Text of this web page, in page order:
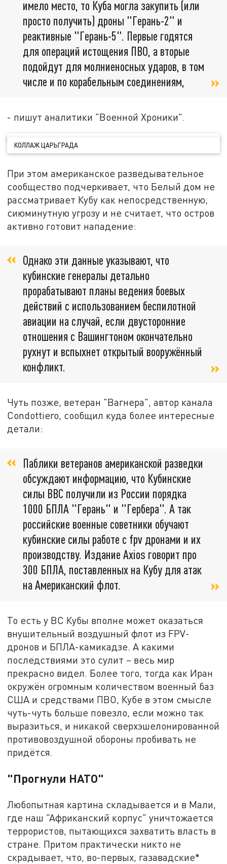
имело место, то Куба могла закупить (или
просто получить) дроны "Герань-2" и
реактивные "Герань-5". Первые годятся
для операций истощения ПВО, а вторые
подойдут для молниеносных ударов, в том
числе и по корабельным соединениям,
- пишут аналитики "Военной Хроники".
КОЛЛАЖ ЦАРЬГРАДА
При этом американское разведывательное
сообщество подчеркивает, что Белый дом не
рассматривает Кубу как непосредственную,
сиюминутную угрозу и не считает, что остров
активно готовит нападение:
Однако эти данные указывают, что
кубинские генералы детально
прорабатывают планы ведения боевых
действий с использованием беспилотной
авиации на случай, если двусторонние
отношения с Вашингтоном окончательно
рухнут и вспыхнет открытый вооружённый
конфликт.
Чуть позже, ветеран "Вагнера", автор канала
Condottiero, сообщил куда более интересные
детали:
Паблики ветеранов американской разведки
обсуждают информацию, что Кубинские
силы ВВС получили из России порядка
1000 БПЛА "Герань" и "Гербера". А так
российские военные советники обучают
кубинские силы работе с fpv дронами и их
производству. Издание Axios говорит про
300 БПЛА, поставленных на Кубу для атак
на Американский флот.
То есть у ВС Кубы вполне может оказаться
внушительный воздушный флот из FPV-
дронов и БПЛА-камикадзе. А какими
последствиями это сулит – весь мир
прекрасно видел. Более того, тогда как Иран
окружён огромным количеством военный баз
США и средствами ПВО, Кубе в этом смысле
чуть-чуть больше повезло, если можно так
выразиться, и никакой сверхэшелонированной
противовоздушной обороны пробивать не
придётся.
"Прогнули НАТО"
Любопытная картина складывается и в Мали,
где наш "Африканский корпус" уничтожается
террористов, пытающихся захватить власть в
стране. Притом практически никто не
скрадывает, что, во-первых, газавадские*